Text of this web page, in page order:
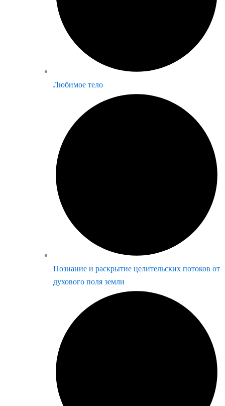
Любимое тело
Познание и раскрытие целительских потоков от
духового поля земли